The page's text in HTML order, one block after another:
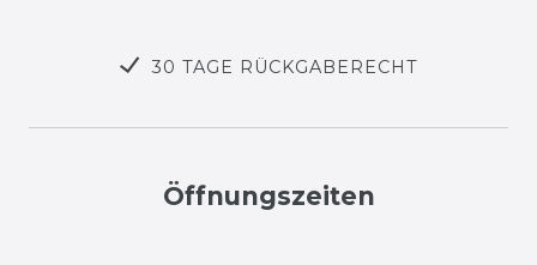
30 TAGE RÜCKGABERECHT
Öffnungszeiten